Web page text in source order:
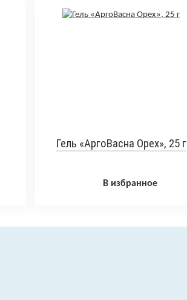
Гель «АргоВасна Орех», 25 г
В избранное